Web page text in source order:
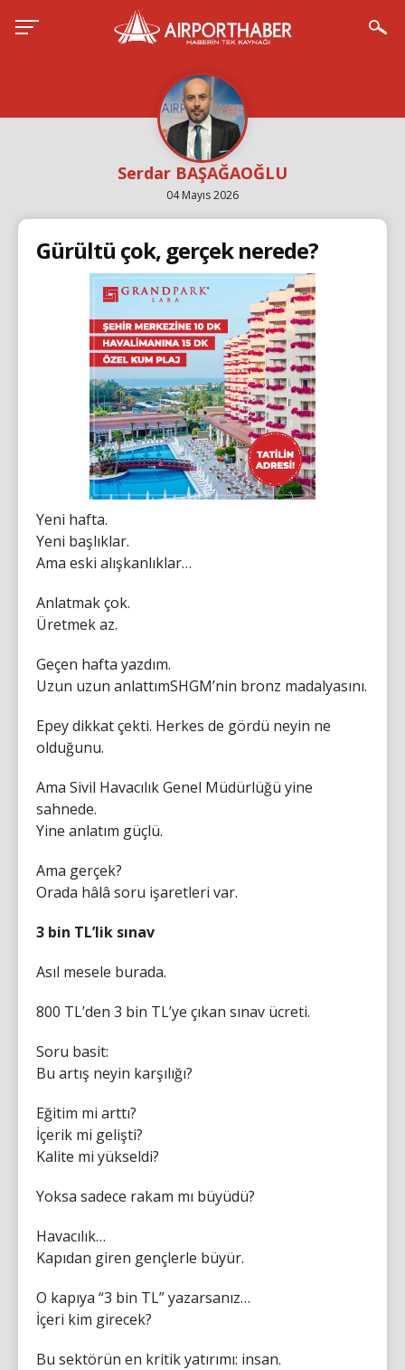
Serdar BAŞAĞAOĞLU
04 Mayıs 2026
Gürültü çok, gerçek nerede?
Yeni hafta.
Yeni başlıklar.
Ama eski alışkanlıklar…
Anlatmak çok.
Üretmek az.
Geçen hafta yazdım.
Uzun uzun anlattımSHGM’nin bronz madalyasını.
Epey dikkat çekti. Herkes de gördü neyin ne
olduğunu.
Ama Sivil Havacılık Genel Müdürlüğü yine
sahnede.
Yine anlatım güçlü.
Ama gerçek?
Orada hâlâ soru işaretleri var.
3 bin TL’lik sınav
Asıl mesele burada.
800 TL’den 3 bin TL’ye çıkan sınav ücreti.
Soru basit:
Bu artış neyin karşılığı?
Eğitim mi arttı?
İçerik mi gelişti?
Kalite mi yükseldi?
Yoksa sadece rakam mı büyüdü?
Havacılık…
Kapıdan giren gençlerle büyür.
O kapıya “3 bin TL” yazarsanız…
İçeri kim girecek?
Bu sektörün en kritik yatırımı: insan.